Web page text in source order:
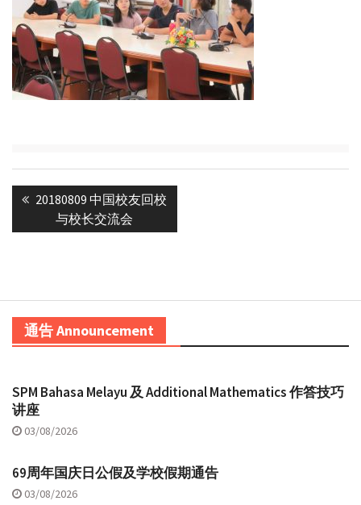
navigation
Previous
post:
20180809 中国校友回校
与校长交流会
通告 Announcement
SPM Bahasa Melayu 及 Additional Mathematics 作答技巧
讲座
03/08/2026
69周年国庆日公假及学校假期通告
03/08/2026